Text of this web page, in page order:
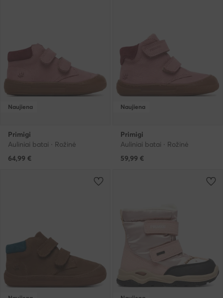
Naujiena
Primigi
Auliniai batai · Rožinė
64,99 €
Naujiena
Primigi
Auliniai batai · Rožinė
59,99 €